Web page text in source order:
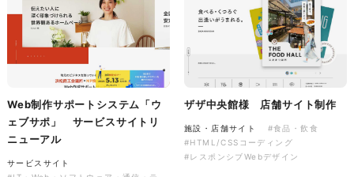
Web制作サポートシステム「ウ
ェブサポ」 サービスサイトリ
ニューアル
サービスサイト
ザザ中央館様 店舗サイト制作
施設・店舗サイト
#食品・飲食
#HTML/CSSコーディング
#レスポンシブWebデザイン